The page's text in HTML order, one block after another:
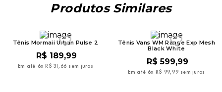
Produtos Similares
Tênis Mormaii Urban Pulse 2
R$ 189,99
Em até 6x R$ 31 , 66 sem juros
Tênis Vans WM Range Exp Mesh
Black White
R$ 599,99
Em até 6x R$ 99, 99 sem juros